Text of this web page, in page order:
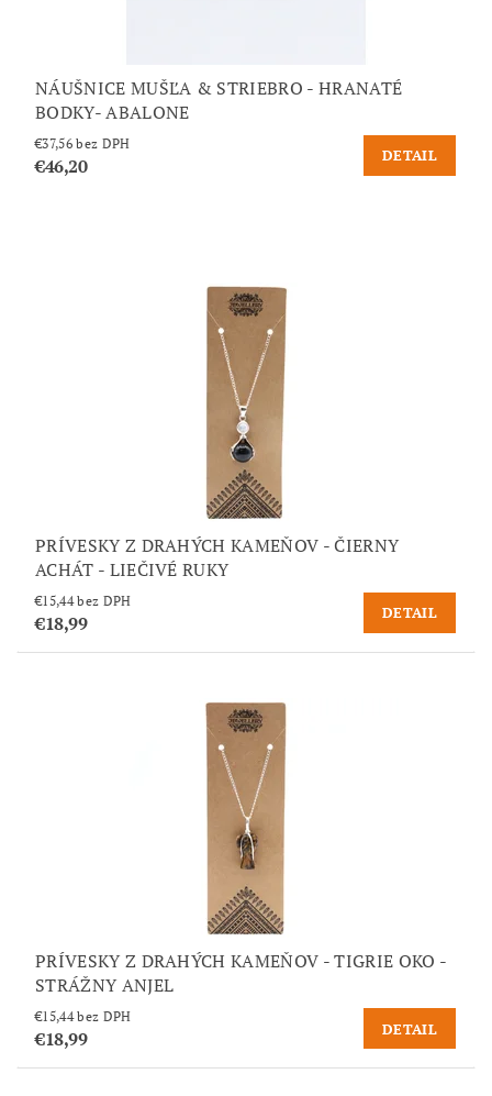
NÁUŠNICE MUŠĽA & STRIEBRO - HRANATÉ
BODKY- ABALONE
€37,56 bez DPH
€46,20 DETAIL
PRÍVESKY Z DRAHÝCH KAMEŇOV - ČIERNY
ACHÁT - LIEČIVÉ RUKY
€15,44 bez DPH
€18,99 DETAIL
PRÍVESKY Z DRAHÝCH KAMEŇOV - TIGRIE OKO -
STRÁŽNY ANJEL
€15,44 bez DPH
€18,99 DETAIL